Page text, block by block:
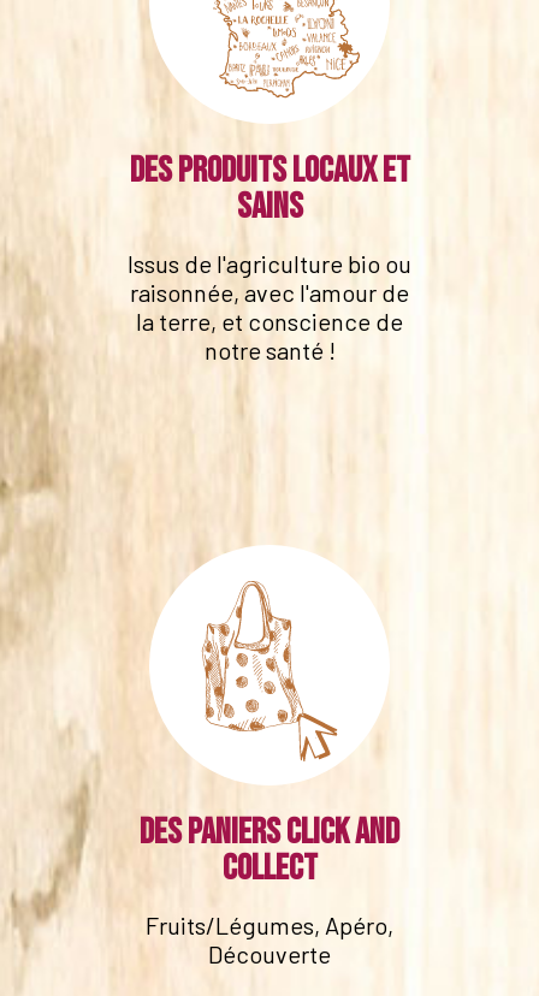
Des produits locaux et
sains
Issus de l'agriculture bio ou
raisonnée, avec l'amour de
la terre, et conscience de
notre santé !
Des paniers click and
collect
Fruits/Légumes, Apéro,
Découverte